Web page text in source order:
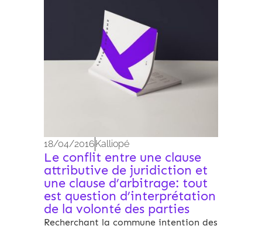
18/04/2016 Kalliopé
Le conflit entre une clause
attributive de juridiction et
une clause d’arbitrage: tout
est question d’interprétation
de la volonté des parties
Recherchant la commune intention des